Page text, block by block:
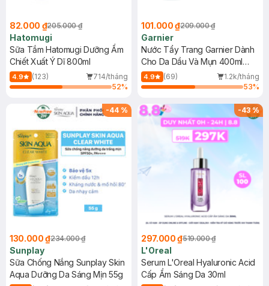
82.000 ₫205.000 ₫
Hatomugi
Sữa Tắm Hatomugi Dưỡng Ẩm
Chiết Xuất Ý Dĩ 800ml
4.9 (123)
714/tháng
52%
101.000 ₫209.000 ₫
Garnier
Nước Tẩy Trang Garnier Dành
Cho Da Dầu Và Mụn 400ml
(Mới)
4.9 (69)
1.2k/tháng
53%
-44 %
130.000 ₫234.000 ₫
Sunplay
Sữa Chống Nắng Sunplay Skin
Aqua Dưỡng Da Sáng Mịn 55g
-43%
297.000 ₫519.000 ₫
L'Oreal
Serum L'Oreal Hyaluronic Acid
Cấp Ẩm Sáng Da 30ml